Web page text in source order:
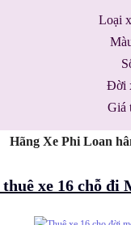
Loại
Đời
Giá
Hãng Xe Phi Loan
thuê xe 16 chỗ